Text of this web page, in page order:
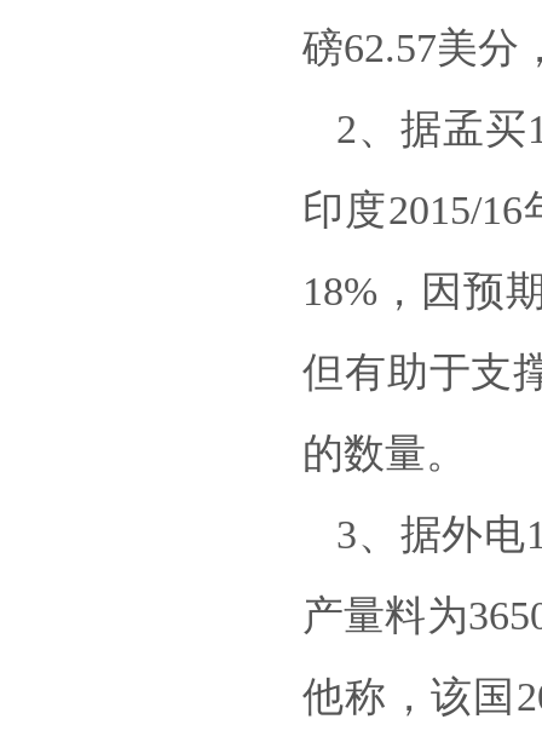
磅62.57美分
2、据孟买
印度2015/
18%，因预
但有助于支
的数量。
3、据外电
产量料为
他称，该国